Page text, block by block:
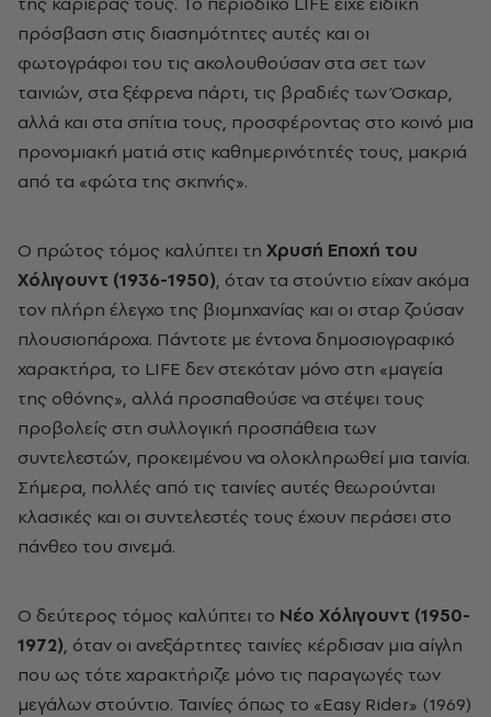
πρόσβαση στις διασημότητες αυτές και οι
φωτογράφοι του τις ακολουθούσαν στα σετ των
ταινιών, στα ξέφρενα πάρτι, τις βραδιές των Όσκαρ,
αλλά και στα σπίτια τους, προσφέροντας στο κοινό μια
προνομιακή ματιά στις καθημερινότητές τους, μακριά
από τα «φώτα της σκηνής».
Ο πρώτος τόμος καλύπτει τη Χρυσή Εποχή του
Χόλιγουντ (1936-1950), όταν τα στούντιο είχαν ακόμα
τον πλήρη έλεγχο της βιομηχανίας και οι σταρ ζούσαν
πλουσιοπάροχα. Πάντοτε με έντονα δημοσιογραφικό
χαρακτήρα, το LIFE δεν στεκόταν μόνο στη «μαγεία
της οθόνης», αλλά προσπαθούσε να στέψει τους
προβολείς στη συλλογική προσπάθεια των
συντελεστών, προκειμένου να ολοκληρωθεί μια ταινία.
Σήμερα, πολλές από τις ταινίες αυτές θεωρούνται
κλασικές και οι συντελεστές τους έχουν περάσει στο
πάνθεο του σινεμά.
Ο δεύτερος τόμος καλύπτει το Νέο Χόλιγουντ (1950-
1972), όταν οι ανεξάρτητες ταινίες κέρδισαν μια αίγλη
που ως τότε χαρακτήριζε μόνο τις παραγωγές των
μεγάλων στούντιο. Ταινίες όπως το «Easy Rider» (1969)